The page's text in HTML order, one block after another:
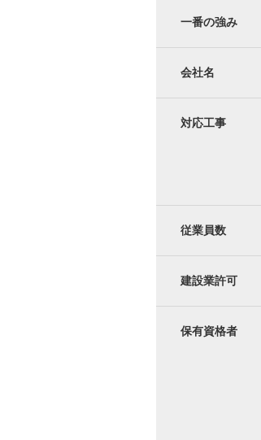
一番の強み
会社名
対応工事
従業員数
建設業許可
保有資格者